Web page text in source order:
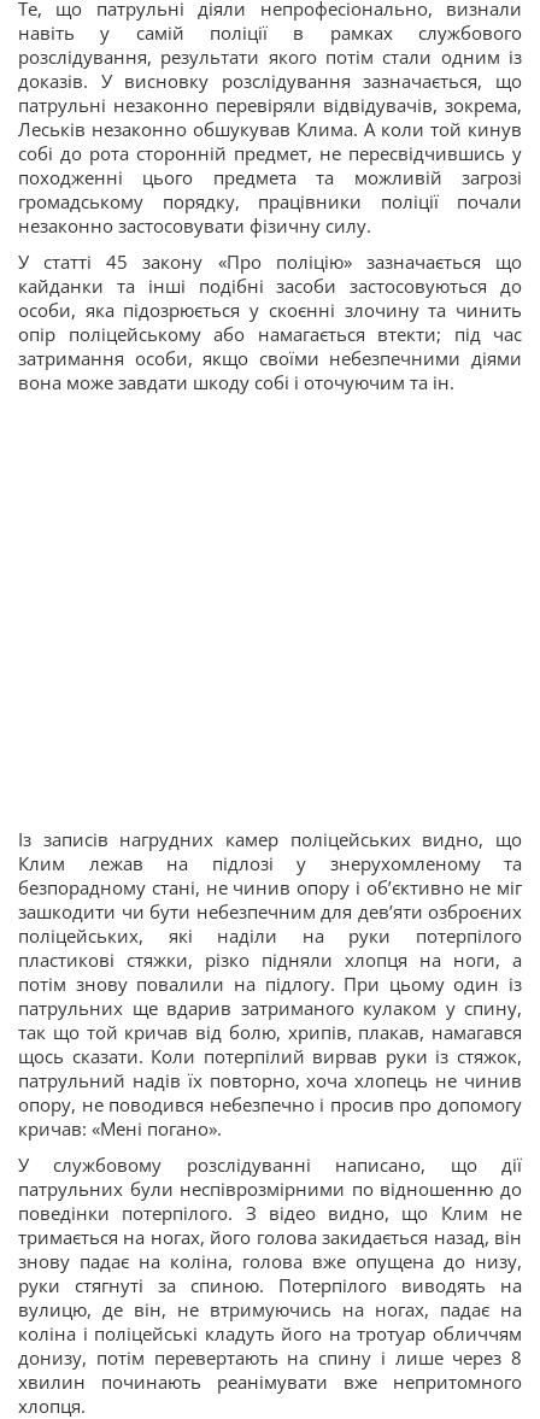
Те, що патрульні діяли непрофесіонально, визнали
навіть у самій поліції в рамках службового
розслідування, результати якого потім стали одним із
доказів. У висновку розслідування зазначається, що
патрульні незаконно перевіряли відвідувачів, зокрема,
Леськів незаконно обшукував Клима. А коли той кинув
собі до рота сторонній предмет, не пересвідчившись у
походженні цього предмета та можливій загрозі
громадському порядку, працівники поліції почали
незаконно застосовувати фізичну силу.
У статті 45 закону «Про поліцію» зазначається що
кайданки та інші подібні засоби застосовуються до
особи, яка підозрюється у скоєнні злочину та чинить
опір поліцейському або намагається втекти; під час
затримання особи, якщо своїми небезпечними діями
вона може завдати шкоду собі і оточуючим та ін.
Із записів нагрудних камер поліцейських видно, що
Клим лежав на підлозі у знерухомленому та
безпорадному стані, не чинив опору і об’єктивно не міг
зашкодити чи бути небезпечним для дев’яти озброєних
поліцейських, які наділи на руки потерпілого
пластикові стяжки, різко підняли хлопця на ноги, а
потім знову повалили на підлогу. При цьому один із
патрульних ще вдарив затриманого кулаком у спину,
так що той кричав від болю, хрипів, плакав, намагався
щось сказати. Коли потерпілий вирвав руки із стяжок,
патрульний надів їх повторно, хоча хлопець не чинив
опору, не поводився небезпечно і просив про допомогу
кричав: «Мені погано».
У службовому розслідуванні написано, що дії
патрульних були неспіврозмірними по відношенню до
поведінки потерпілого. З відео видно, що Клим не
тримається на ногах, його голова закидається назад, він
знову падає на коліна, голова вже опущена до низу,
руки стягнуті за спиною. Потерпілого виводять на
вулицю, де він, не втримуючись на ногах, падає на
коліна і поліцейські кладуть його на тротуар обличчям
донизу, потім перевертають на спину і лише через 8
хвилин починають реанімувати вже непритомного
хлопця.